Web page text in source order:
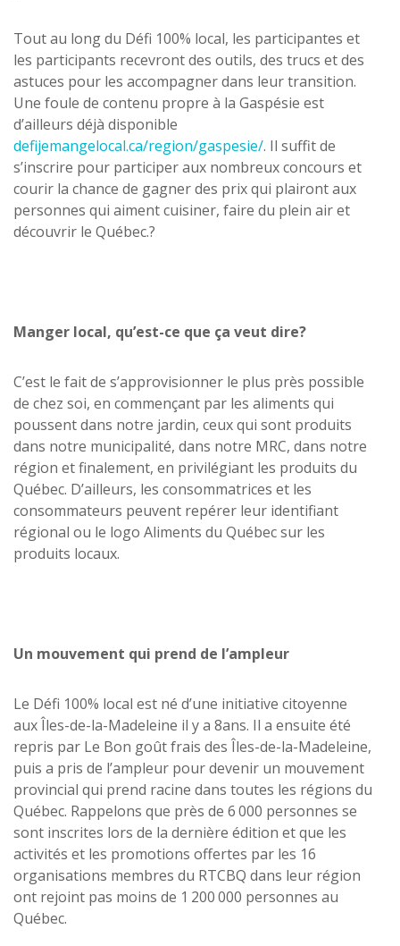
Tout au long du Défi 100% local, les participantes et
les participants recevront des outils, des trucs et des
astuces pour les accompagner dans leur transition.
Une foule de contenu propre à la Gaspésie est
d’ailleurs déjà disponible
defijemangelocal.ca/region/gaspesie/. Il suffit de
s’inscrire pour participer aux nombreux concours et
courir la chance de gagner des prix qui plairont aux
personnes qui aiment cuisiner, faire du plein air et
découvrir le Québec.?
Manger local, qu’est-ce que ça veut dire?
C’est le fait de s’approvisionner le plus près possible
de chez soi, en commençant par les aliments qui
poussent dans notre jardin, ceux qui sont produits
dans notre municipalité, dans notre MRC, dans notre
région et finalement, en privilégiant les produits du
Québec. D’ailleurs, les consommatrices et les
consommateurs peuvent repérer leur identifiant
régional ou le logo Aliments du Québec sur les
produits locaux.
Un mouvement qui prend de l’ampleur
Le Défi 100% local est né d’une initiative citoyenne
aux Îles-de-la-Madeleine il y a 8ans. Il a ensuite été
repris par Le Bon goût frais des Îles-de-la-Madeleine,
puis a pris de l’ampleur pour devenir un mouvement
provincial qui prend racine dans toutes les régions du
Québec. Rappelons que près de 6 000 personnes se
sont inscrites lors de la dernière édition et que les
activités et les promotions offertes par les 16
organisations membres du RTCBQ dans leur région
ont rejoint pas moins de 1 200 000 personnes au
Québec.